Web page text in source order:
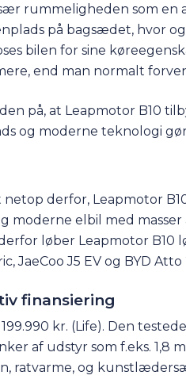
rummeligheden som en
på bagsædet, hvor
bilen for sine
end man normalt
på, at Leapmotor B10
og moderne teknologi
derfor, Leapmotor
moderne elbil med
løber Leapmotor B10
JaeCoo J5 EV og BYD Atto
finansiering
kr. (Life). Den
af udstyr som f.eks. 1,8
ratvarme, og